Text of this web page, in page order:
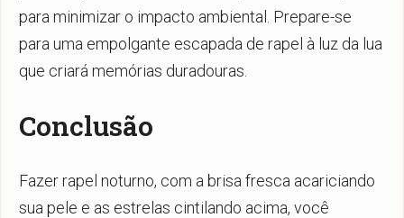
para minimizar o impacto ambiental. Prepare-se
para uma empolgante escapada de rapel à luz da lua
que criará memórias duradouras.
Conclusão
Fazer rapel noturno, com a brisa fresca acariciando
sua pele e as estrelas cintilando acima, você